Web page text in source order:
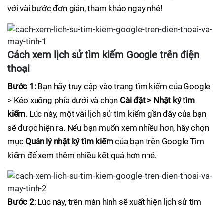
với vài bước đơn giản, tham khảo ngay nhé!
Cách xem lịch sử tìm kiếm Google trên điện
thoại
Bước 1:Bạn hãy truy cập vào trang tìm kiếm của Google
> Kéo xuống phía dưới và chọn Cài đặt > Nhật ký tìm
kiếm. Lúc này, một vài lịch sử tìm kiếm gần đây của bạn
sẽ được hiện ra. Nếu bạn muốn xem nhiều hơn, hãy chọn
mục Quản lý nhật ký tìm kiếmcủa bạn trên Google Tìm
kiếm để xem thêm nhiều kết quả hơn nhé.
Bước 2: Lúc này, trên màn hình sẽ xuất hiện lịch sử tìm